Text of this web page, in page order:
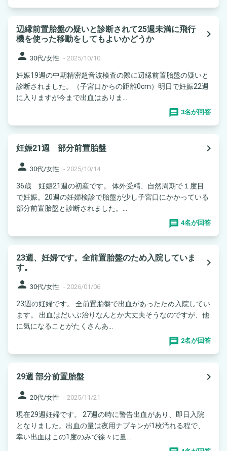
辺縁前置胎盤の疑いと診断されて25週未満に飛行
機を使った移動をしてもよいかどうか
navigate_next
person 30代/女性 - 2025/10/10
妊娠19週の中期精密超音波検査の際に辺縁前置胎盤の疑いと
診断されました。（子宮口からの距離0cm）明日で妊娠22週
に入りますが今まで出血はありま...
3名が回答
妊娠21週 部分前置胎盤
navigate_next
person 30代/女性 - 2025/10/14
36歳 妊娠21週の初産です。 体外受精、自然周期で１度目
で妊娠。20週の妊婦検診で胎盤が少し子宮口にかかっている
部分前置胎盤と診断されました。...
4名が回答
23週、妊婦です。全前置胎盤のため入院していま
す。
navigate_next
person 30代/女性 - 2026/01/06
23週の妊婦です。 全前置胎盤で出血があったため入院してい
ます。 出血はだいぶ治りなんとか大丈夫そうなのですが、他
に気になることがたくさんあ...
2名が回答
29週 部分前置胎盤
navigate_next
person 20代/女性 - 2025/11/21
現在29週妊婦です。 27週の時に警告出血があり、即日入院
となりました。出血の量は夜用ナプキンが1枚汚れる程で、
幸い出血はこの1度のみで徐々に量...